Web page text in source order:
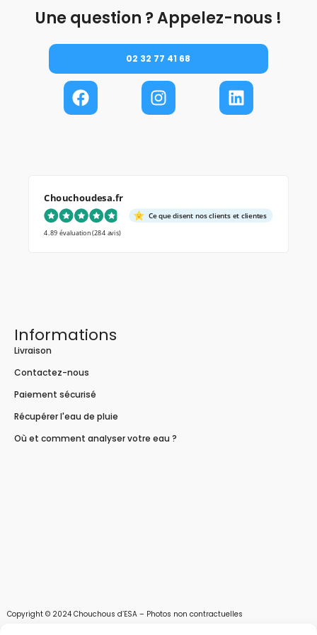
Une question ? Appelez-nous !
02 32 77 41 68
Chouchoudesa.fr
Ce que disent nos clients et clientes
4.89 évaluation(284 avis)
Informations
Livraison
Contactez-nous
Paiement sécurisé
Récupérer l'eau de pluie
Où et comment analyser votre eau ?
Copyright © 2024 Chouchous d’ESA – Photos non contractuelles